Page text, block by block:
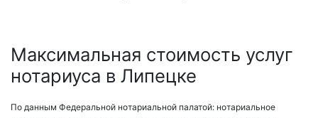
Максимальная стоимость услуг
нотариуса в Липецке
По данным Федеральной нотариальной палатой: нотариальное